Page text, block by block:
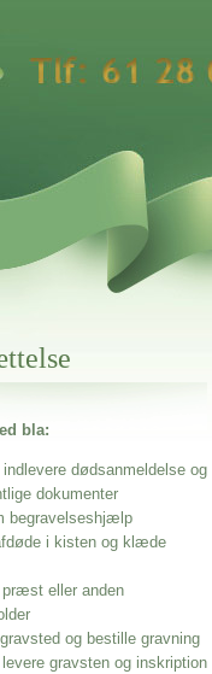
bla:
dødsanmeldelse og
dokumenter
begravelseshjælp
i kisten og klæde
præst eller anden
og bestille gravning
gravsten og inskription